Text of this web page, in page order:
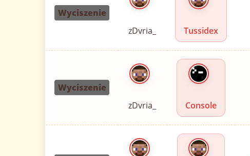
Wyciszenie
zDvria_
Tussidex
Wyciszenie
zDvria_
Console